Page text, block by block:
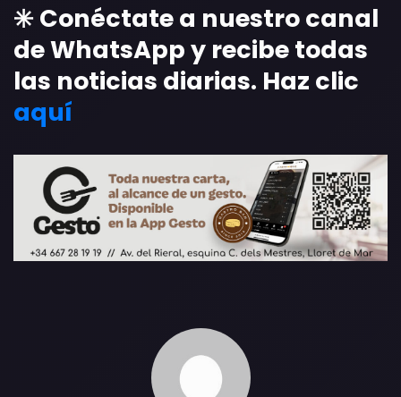
✳️ Conéctate a nuestro canal
de WhatsApp y recibe todas
las noticias diarias. Haz clic
aquí